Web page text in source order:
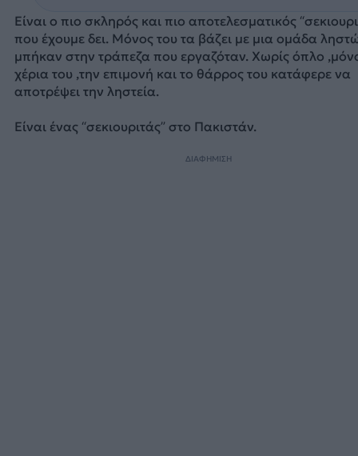
Είναι ο πιο σκληρός και πιο αποτελεσματικός
που έχουμε δει. Μόνος του τα βάζει με μια ομάδα
μπήκαν στην τράπεζα που εργαζόταν. Χωρίς όπλο
χέρια του ,την επιμονή και το θάρρος του κατάφερε να
αποτρέψει την ληστεία.
Είναι ένας “σεκιουριτάς” στο Πακιστάν.
ΔΙΑΦΗΜΙΣΗ